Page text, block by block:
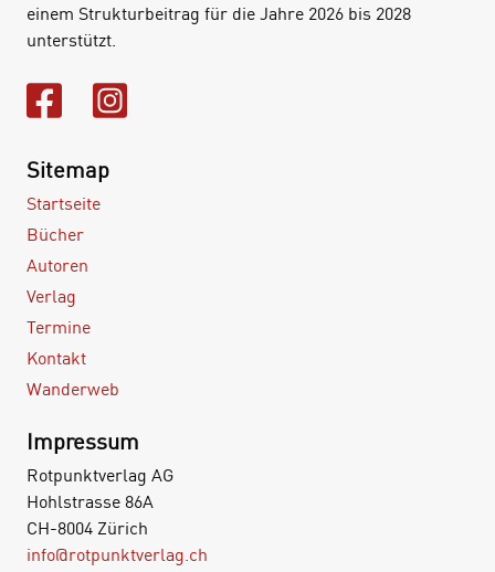
einem Strukturbeitrag für die Jahre 2026 bis 2028
unterstützt.
Sitemap
Startseite
Bücher
Autoren
Verlag
Termine
Kontakt
Wanderweb
Impressum
Rotpunktverlag AG
Hohlstrasse 86A
CH-8004 Zürich
info@rotpunktverlag.ch